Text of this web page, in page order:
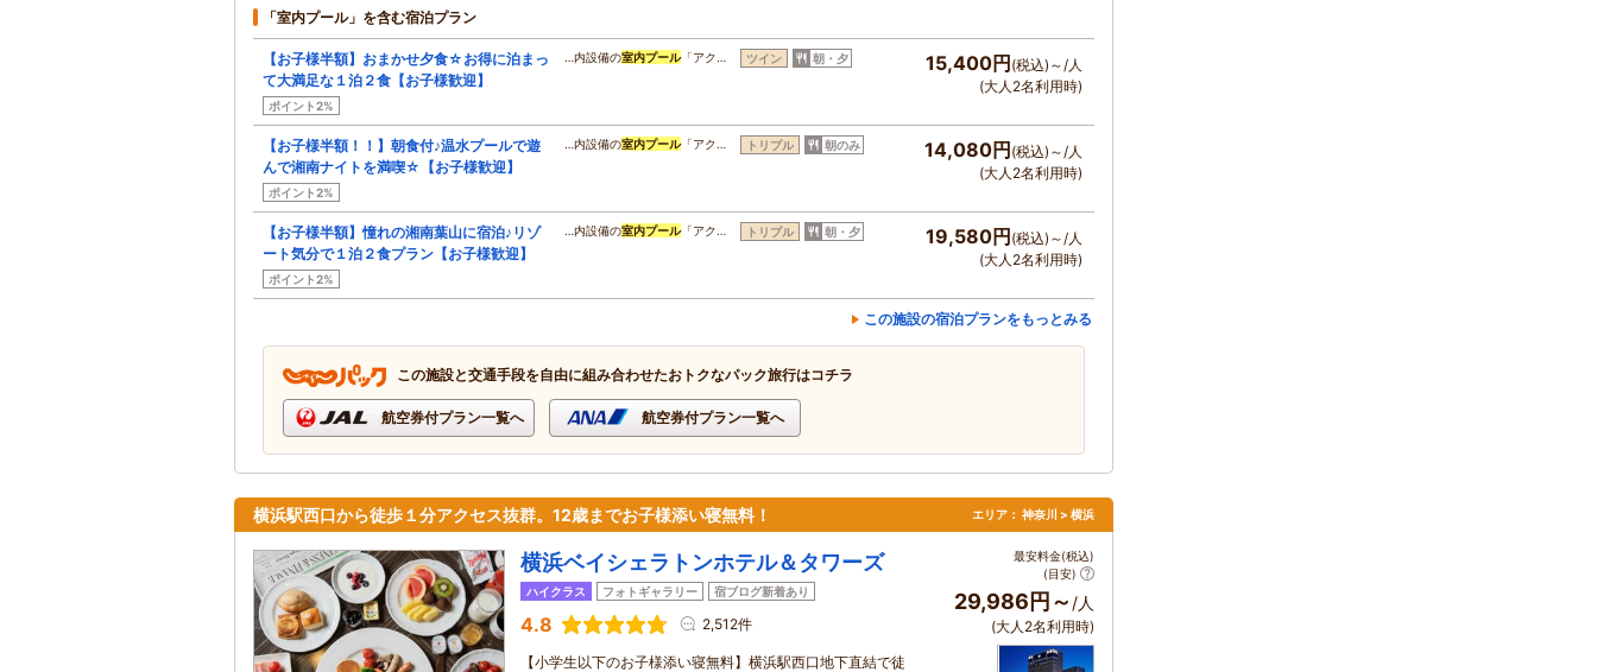
「室内プール」を含む宿泊プラン
【お子様半額】おまかせ夕食☆お得に泊まっ
て大満足な１泊２食【お子様歓迎】
ポイント2%
…内設備の室内プール「アク… ツイン 朝・夕 15,400円 (税込)～/人
(大人2名利用時)
【お子様半額！！】朝食付♪温水プールで遊
んで湘南ナイトを満喫☆【お子様歓迎】
ポイント2%
…内設備の室内プール「アク… トリプル 朝のみ 14,080円 (税込)～/人
(大人2名利用時)
【お子様半額】憧れの湘南葉山に宿泊♪リゾ
ート気分で１泊２食プラン【お子様歓迎】
ポイント2%
…内設備の室内プール「アク… トリプル 朝・夕 19,580円 (税込)～/人
(大人2名利用時)
この施設の宿泊プランをもっとみる
この施設と交通手段を自由に組み合わせたおトクなパック旅行はコチラ
航空券付プラン一覧へ 航空券付プラン一覧へ
横浜駅西口から徒歩１分アクセス抜群。12歳までお子様添い寝無料！ エリア： 神奈川 > 横浜
横浜ベイシェラトンホテル＆タワーズ
ハイクラス フォトギャラリー 宿ブログ新着あり
4.8 2,512件
【小学生以下のお子様添い寝無料】横浜駅西口地下直結で徒
最安料金(税込)
(目安)
29,986円～ /人
(大人2名利用時)